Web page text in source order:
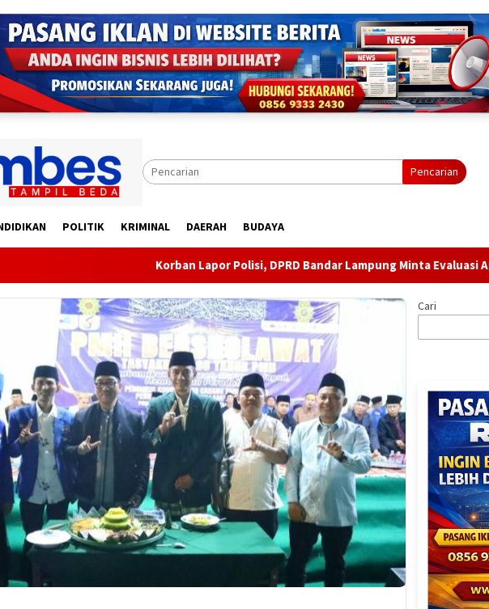
Pencarian
POLITIK KRIMINAL DAERAH BUDAYA
Korban Lapor Polisi, DPRD Bandar Lampung Minta Evaluasi Aparat
Cari